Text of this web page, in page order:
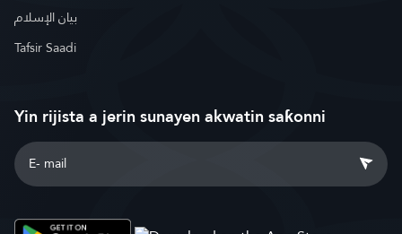
بيان الإسلام
Tafsir Saadi
Yin rijista a jerin sunayen akwatin saƙonni